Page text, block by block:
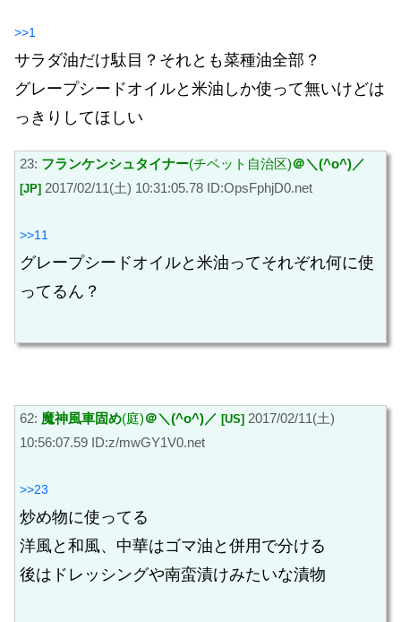
>>1
サラダ油だけ駄目？それとも菜種油全部？
グレープシードオイルと米油しか使って無いけどは
っきりしてほしい
23: フランケンシュタイナー(チベット自治区)＠＼(^o^)／
[JP] 2017/02/11(土) 10:31:05.78 ID:OpsFphjD0.net
>>11
グレープシードオイルと米油ってそれぞれ何に使
ってるん？
62: 魔神風車固め(庭)＠＼(^o^)／ [US] 2017/02/11(土)
10:56:07.59 ID:z/mwGY1V0.net
>>23
炒め物に使ってる
洋風と和風、中華はゴマ油と併用で分ける
後はドレッシングや南蛮漬けみたいな漬物